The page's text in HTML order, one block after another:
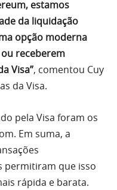
estamos
da liquidação
opção moderna
receberem
Visa”, comentou Cuy
da Visa.
pela Visa foram os
Em suma, a
permitiram que isso
rápida e barata.